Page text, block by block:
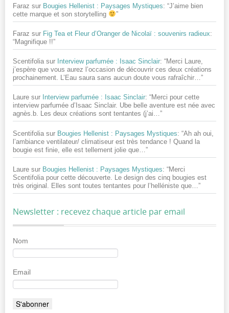
Faraz sur Bougies Hellenist : Paysages Mystiques: “J’aime bien
cette marque et son storytelling
”
Faraz sur Fig Tea et Fleur d’Oranger de Nicolaï : souvenirs radieux:
“Magnifique !!”
Scentifolia sur Interview parfumée : Isaac Sinclair: “Merci Laure,
j’espère que vous aurez l’occasion de découvrir ces deux créations
prochainement. L’Eau saura sans aucun doute vous rafraîchir…”
Laure sur Interview parfumée : Isaac Sinclair: “Merci pour cette
interview parfumée d’Isaac Sinclair. Ube belle aventure est née avec
agnès.b. Les deux créations sont tentantes (j’ai…”
Scentifolia sur Bougies Hellenist : Paysages Mystiques: “Ah ah oui,
l’ambiance ventilateur/ climatiseur est très tendance ! Quand la
bougie est finie, elle est tellement jolie que… ”
Laure sur Bougies Hellenist : Paysages Mystiques: “Merci
Scentifolia pour cette découverte. Le design des cinq bougies est
très original. Elles sont toutes tentantes pour l’helléniste que… ”
Newsletter : recevez chaque article par email
Nom
Email